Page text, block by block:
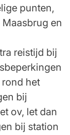
punten,
en
reistijd bij
het
bij
ov, let dan
bij station